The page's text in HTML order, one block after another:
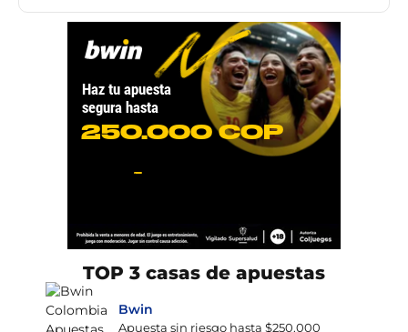
TOP 3 casas de apuestas
Bwin
Apuesta sin riesgo hasta $250.000